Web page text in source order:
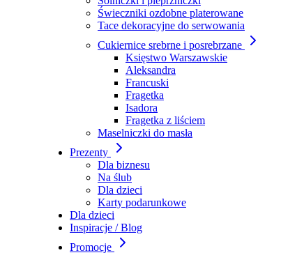
Świeczniki ozdobne platerowane
Tace dekoracyjne do serwowania
Cukiernice srebrne i posrebrzane
Księstwo Warszawskie
Aleksandra
Francuski
Fragetka
Isadora
Fragetka z liściem
Maselniczki do masła
Prezenty
Dla biznesu
Na ślub
Dla dzieci
Karty podarunkowe
Dla dzieci
Inspiracje / Blog
Promocje